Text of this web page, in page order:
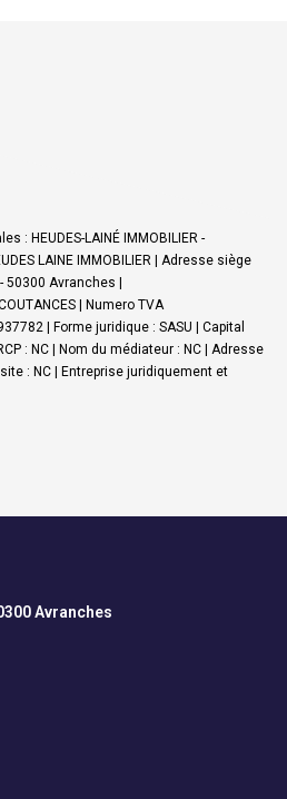
: HEUDES-LAINÉ IMMOBILIER -
LAINE IMMOBILIER | Adresse siège
50300 Avranches |
| Numero TVA
| Forme juridique : SASU | Capital
: NC | Nom du médiateur : NC | Adresse
: NC | Entreprise juridiquement et
Avranches